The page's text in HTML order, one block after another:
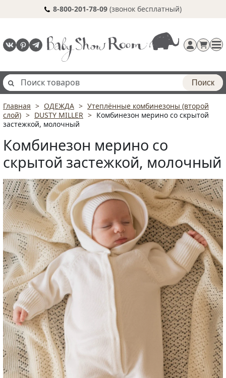
8-800-201-78-09 (звонок бесплатный)
Регистрация
Поиск
Главная ОДЕЖДА
Утеплённые комбинезоны (второй
слой)
DUSTY MILLER
Комбинезон мерино со скрытой
застежкой, молочный
Комбинезон мерино со
скрытой застежкой, молочный